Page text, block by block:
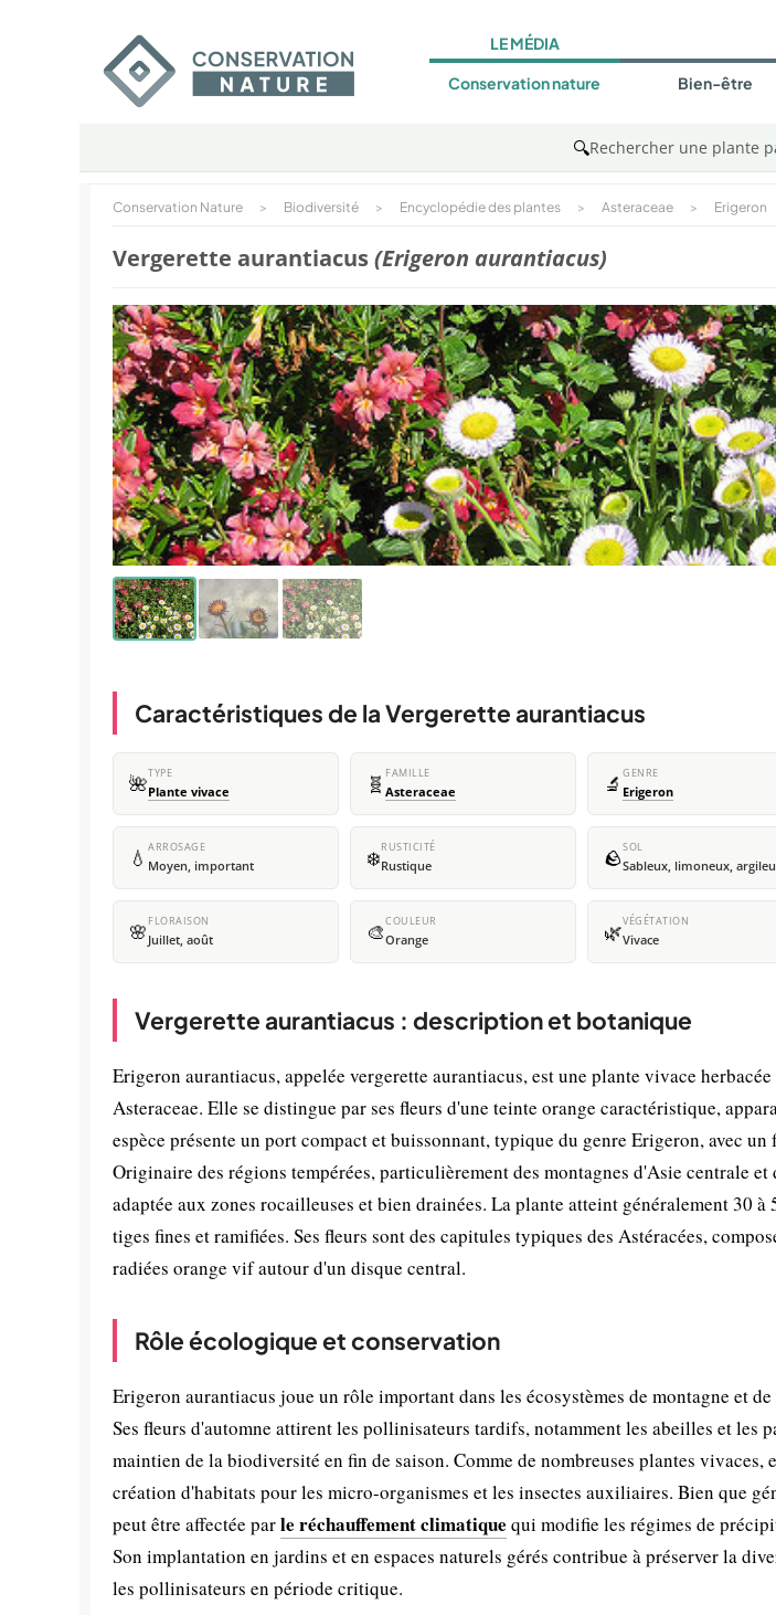
LE MÉDIA
Conservation nature Bien-être
🔍Rechercher une plante
Conservation Nature > Biodiversité > Encyclopédie des plantes > Asteraceae > Erigeron
Vergerette aurantiacus(Erigeron aurantiacus)
Caractéristiques de la Vergerette aurantiacus
🌺TYPE
Plante vivace 🧬 FAMILLE
Asteraceae 🔬 GENRE
Erigeron
💧 ARROSAGE
Moyen, important ❄️RUSTICITÉ
Rustique 🪨SOL
Sableux, limoneux,
🌸 FLORAISON
Juillet, août 🎨COULEUR
Orange 🌿VÉGÉTATION
Vivace
Vergerette aurantiacus : description et botanique
Erigeron aurantiacus, appelée vergerette aurantiacus, est une plante vivace
Asteraceae. Elle se distingue par ses fleurs d'une teinte orange caractéristique,
espèce présente un port compact et buissonnant, typique du genre Erigeron, avec
Originaire des régions tempérées, particulièrement des montagnes d'Asie centrale
adaptée aux zones rocailleuses et bien drainées. La plante atteint généralement 30 à
tiges fines et ramifiées. Ses fleurs sont des capitules typiques des Astéracées,
radiées orange vif autour d'un disque central.
Rôle écologique et conservation
Erigeron aurantiacus joue un rôle important dans les écosystèmes de montagne et
Ses fleurs d'automne attirent les pollinisateurs tardifs, notamment les abeilles et les
maintien de la biodiversité en fin de saison. Comme de nombreuses plantes
création d'habitats pour les micro-organismes et les insectes auxiliaires. Bien que
peut être affectée parle réchauffement climatique qui modifie les régimes de
Son implantation en jardins et en espaces naturels gérés contribue à préserver la
les pollinisateurs en période critique.